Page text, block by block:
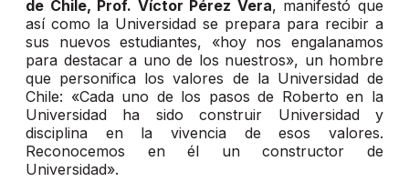
de Chile, Prof. Víctor Pérez Vera, manifestó que
así como la Universidad se prepara para recibir a
sus nuevos estudiantes, «hoy nos engalanamos
para destacar a uno de los nuestros», un hombre
que personifica los valores de la Universidad de
Chile: «Cada uno de los pasos de Roberto en la
Universidad ha sido construir Universidad y
disciplina en la vivencia de esos valores.
Reconocemos en él un constructor de
Universidad».